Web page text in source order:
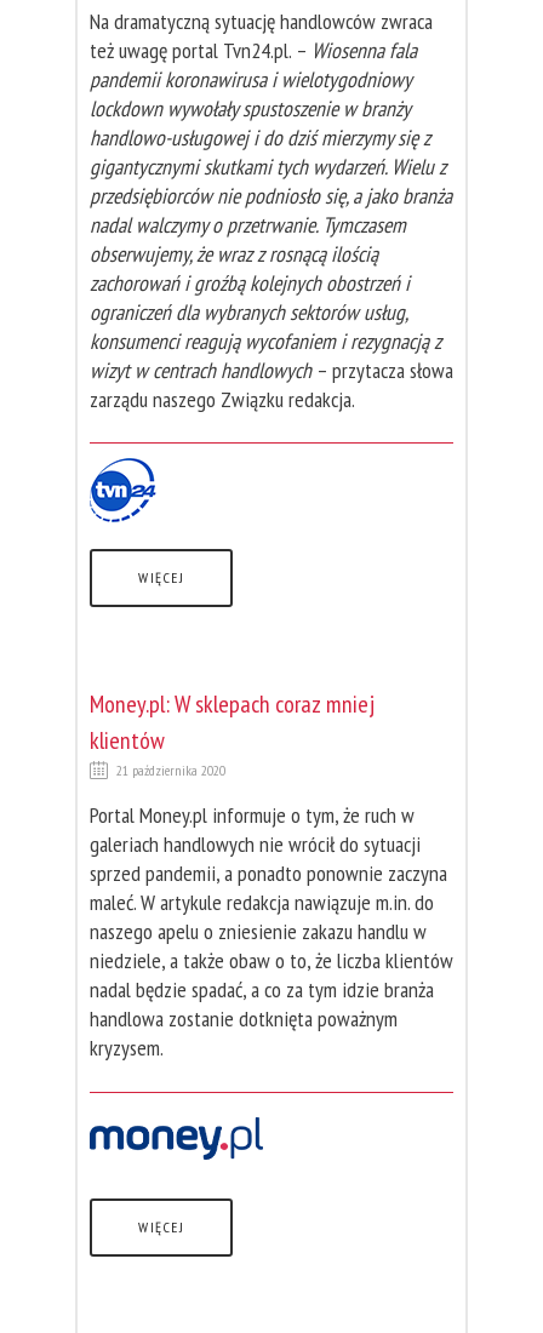
Na dramatyczną sytuację handlowców zwraca
też uwagę portal Tvn24.pl. – Wiosenna fala
pandemii koronawirusa i wielotygodniowy
lockdown wywołały spustoszenie w branży
handlowo-usługowej i do dziś mierzymy się z
gigantycznymi skutkami tych wydarzeń. Wielu z
przedsiębiorców nie podniosło się, a jako branża
nadal walczymy o przetrwanie. Tymczasem
obserwujemy, że wraz z rosnącą ilością
zachorowań i groźbą kolejnych obostrzeń i
ograniczeń dla wybranych sektorów usług,
konsumenci reagują wycofaniem i rezygnacją z
wizyt w centrach handlowych – przytacza słowa
zarządu naszego Związku redakcja.
WIĘCEJ
Money.pl: W sklepach coraz mniej
klientów
21 października 2020
Portal Money.pl informuje o tym, że ruch w
galeriach handlowych nie wrócił do sytuacji
sprzed pandemii, a ponadto ponownie zaczyna
maleć. W artykule redakcja nawiązuje m.in. do
naszego apelu o zniesienie zakazu handlu w
niedziele, a także obaw o to, że liczba klientów
nadal będzie spadać, a co za tym idzie branża
handlowa zostanie dotknięta poważnym
kryzysem.
WIĘCEJ